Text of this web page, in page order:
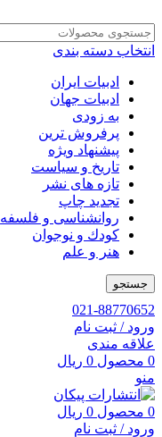
انتخاب دسته بندی
ادبیات ایران
ادبیات جهان
به زودی
پرفروش ترین
پیشنهاد ویژه
تاریخ و سیاست
تازه های نشر
تجدید چاپ
روانشناسی و فلسفه
کودك و نوجوان
هنر و علم
جستجو
021-88770652
ورود / ثبت نام
علاقه مندی
0 محصول 0 ریال
منو
0 محصول 0 ریال
ورود / ثبت نام